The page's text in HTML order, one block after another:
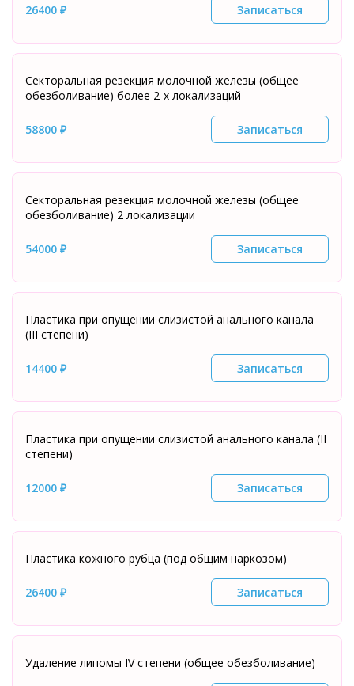
26400 ₽ Записаться
Секторальная резекция молочной железы (общее
обезболивание) более 2-х локализаций
58800 ₽ Записаться
Секторальная резекция молочной железы (общее
обезболивание) 2 локализации
54000 ₽ Записаться
Пластика при опущении слизистой анального канала
(III степени)
14400 ₽ Записаться
Пластика при опущении слизистой анального канала (II
степени)
12000 ₽ Записаться
Пластика кожного рубца (под общим наркозом)
26400 ₽ Записаться
Удаление липомы IV степени (общее обезболивание)